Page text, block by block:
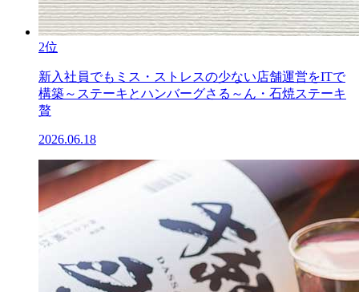
2位
新入社員でもミス・ストレスの少ない店舗運営をITで
構築～ステーキとハンバーグさる～ん・石焼ステーキ
贅
2026.06.18